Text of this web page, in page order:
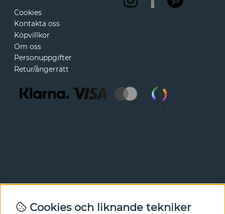
Cookies
Kontakta oss
Köpvillkor
Om oss
Personuppgifter
Retur/ångerrätt
Nyhetsbrev
Cookies och liknande tekniker